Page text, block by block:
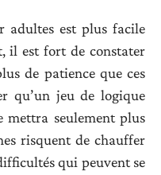
adultes est plus facile
il est fort de constater
de patience que ces
qu’un jeu de logique
seulement plus
risquent de chauffer
qui peuvent se